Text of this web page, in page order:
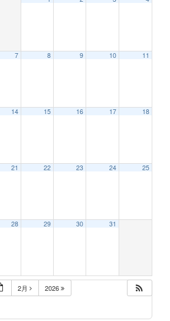
7 8 9 10 11
14 15 16 17 18
21 22 23 24 25
28 29 30 31
2月 2026